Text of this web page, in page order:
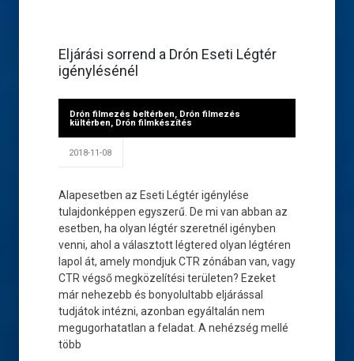
Eljárási sorrend a Drón Eseti Légtér
igénylésénél
Drón filmezés beltérben, Drón filmezés
kültérben, Drón filmkészítés
2018-11-08
Alapesetben az Eseti Légtér igénylése
tulajdonképpen egyszerű. De mi van abban az
esetben, ha olyan légtér szeretnél igényben
venni, ahol a választott légtered olyan légtéren
lapol át, amely mondjuk CTR zónában van, vagy
CTR végső megközelítési területen? Ezeket
már nehezebb és bonyolultabb eljárással
tudjátok intézni, azonban egyáltalán nem
megugorhatatlan a feladat. A nehézség mellé
több